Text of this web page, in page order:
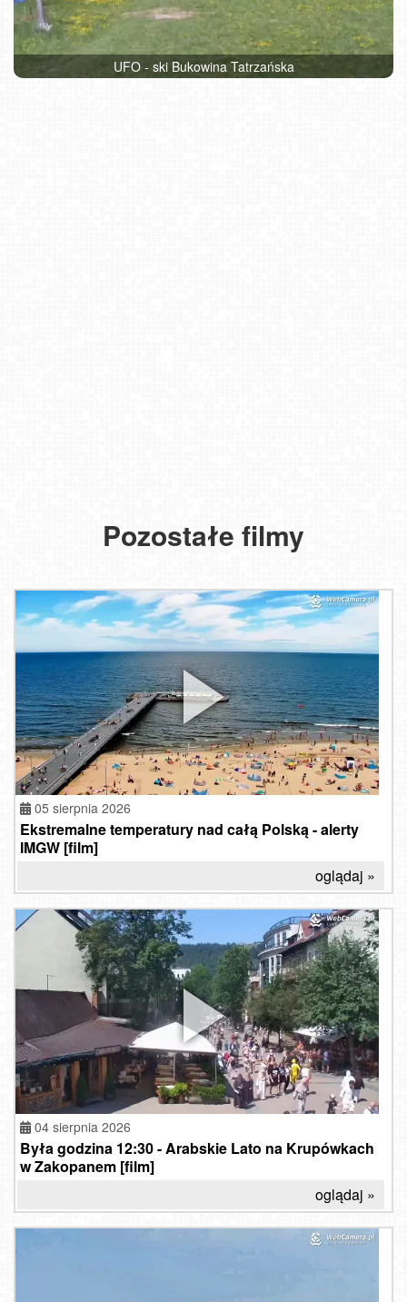
UFO - ski Bukowina Tatrzańska
Pozostałe filmy
05 sierpnia 2026
Ekstremalne temperatury nad całą Polską - alerty
IMGW [film]
oglądaj »
04 sierpnia 2026
Była godzina 12:30 - Arabskie Lato na Krupówkach
w Zakopanem [film]
oglądaj »